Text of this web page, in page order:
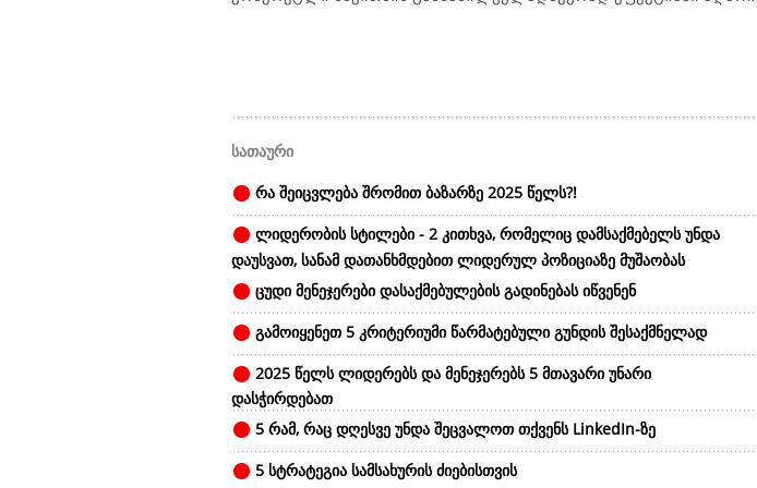
სათაური
რა შეიცვლება შრომით ბაზარზე 2025 წელს?!
ლიდერობის სტილები - 2 კითხვა, რომელიც დამსაქმებელს უნდა
დაუსვათ, სანამ დათანხმდებით ლიდერულ პოზიციაზე მუშაობას
ცუდი მენეჯერები დასაქმებულების გადინებას იწვენენ
გამოიყენეთ 5 კრიტერიუმი წარმატებული გუნდის შესაქმნელად
2025 წელს ლიდერებს და მენეჯერებს 5 მთავარი უნარი
დასჭირდებათ
5 რამ, რაც დღესვე უნდა შეცვალოთ თქვენს LinkedIn-ზე
5 სტრატეგია სამსახურის ძიებისთვის